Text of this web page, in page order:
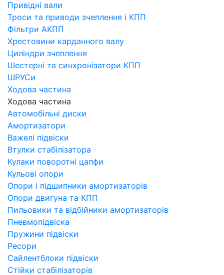
Привідні вали
Троси та приводи зчеплення і КПП
Фільтри АКПП
Хрестовини карданного валу
Циліндри зчеплення
Шестерні та синхронізатори КПП
ШРУСи
Ходова частина
Ходова частина
Автомобільні диски
Амортизатори
Важелі підвіски
Втулки стабілізатора
Кулаки поворотні цапфи
Кульові опори
Опори і підшипники амортизаторів
Опори двигуна та КПП
Пильовики та відбійники амортизаторів
Пневмопідвіска
Пружини підвіски
Ресори
Сайлентблоки підвіски
Стійки стабілізаторів